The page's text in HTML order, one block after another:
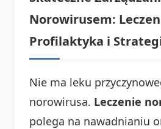
Norowirusem:
Profilaktyka i
Nie ma leku
norowirusa. Leczenie
polega na nawadnianiu